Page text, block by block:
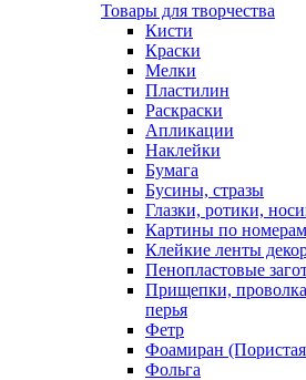
Товары для творчества
Кисти
Краски
Мелки
Пластилин
Раскраски
Апликации
Наклейки
Бумага
Бусины, стразы
Глазки, ротики,
Картины по номерам
Клейкие ленты
Пенопластовые
Прищепки,
перья
Фетр
Фоамиран
Фольга